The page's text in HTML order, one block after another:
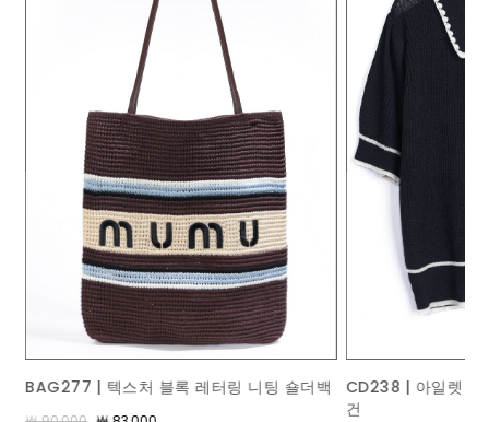
팅 숄더백
CD238 | 아일렛 레이스 트리옹페 카라 가디 BL242 |